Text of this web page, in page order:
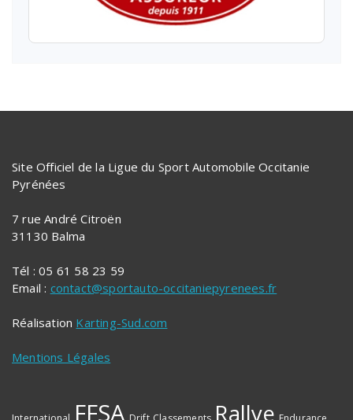
Site Officiel de la Ligue du Sport Automobile Occitanie
Pyrénées
7 rue André Citroën
31130 Balma
Tél : 05 61 58 23 59
Email : contact@sportauto-occitaniepyrenees.fr
Réalisation Karting-Sud.com
Mentions Légales
FFSA Rallye